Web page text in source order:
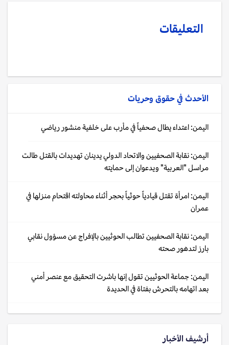
التعليقات
الأحدث فيحقوق وحريات
اليمن: اعتداء يطال صحفياً في مأرب على خلفية منشور رياضي
اليمن: نقابة الصحفيين والاتحاد الدولي يدينان تهديدات بالقتل طالت
مراسل "العربية" ويدعوان إلى حمايته
اليمن: امرأة تقتل قيادياً حوثياً بحجر أثناء محاولته اقتحام منزلها في
عمران
اليمن: نقابة الصحفيين تطالب الحوثيين بالإفراج عن مسؤول نقابي
بارز لتدهور صحته
اليمن: جماعة الحوثيين تقول إنها باشرت التحقيق مع عنصر أمني
بعد اتهامه بالتحرش بفتاة في الحديدة
أرشيف الأخبار